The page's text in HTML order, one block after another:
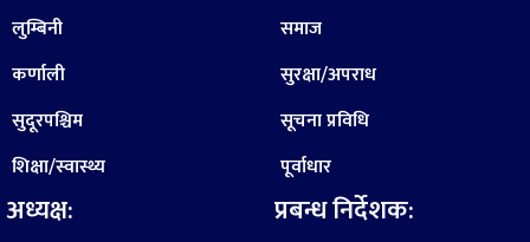
लुम्बिनी
कर्णाली
सुदूरपश्चिम
शिक्षा/स्वास्थ्य
अध्यक्ष:
समाज
सुरक्षा/अपराध
सूचना प्रविधि
पूर्वाधार
प्रबन्ध निर्देशक: